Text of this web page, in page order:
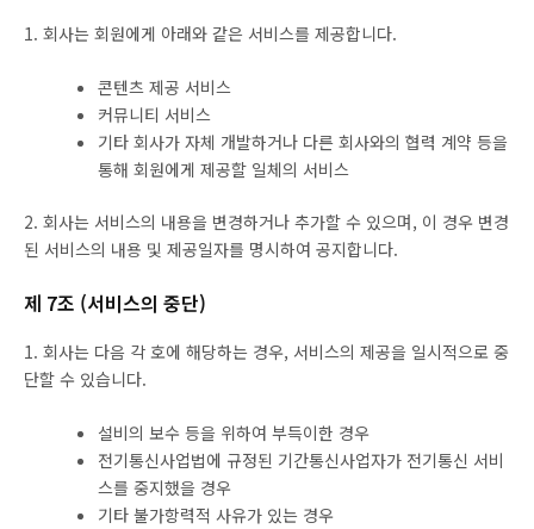
1. 회사는 회원에게 아래와 같은 서비스를 제공합니다.
콘텐츠 제공 서비스
커뮤니티 서비스
기타 회사가 자체 개발하거나 다른 회사와의 협력 계약 등을
통해 회원에게 제공할 일체의 서비스
2. 회사는 서비스의 내용을 변경하거나 추가할 수 있으며, 이 경우 변경
된 서비스의 내용 및 제공일자를 명시하여 공지합니다.
제 7조 (서비스의 중단)
1. 회사는 다음 각 호에 해당하는 경우, 서비스의 제공을 일시적으로 중
단할 수 있습니다.
설비의 보수 등을 위하여 부득이한 경우
전기통신사업법에 규정된 기간통신사업자가 전기통신 서비
스를 중지했을 경우
기타 불가항력적 사유가 있는 경우